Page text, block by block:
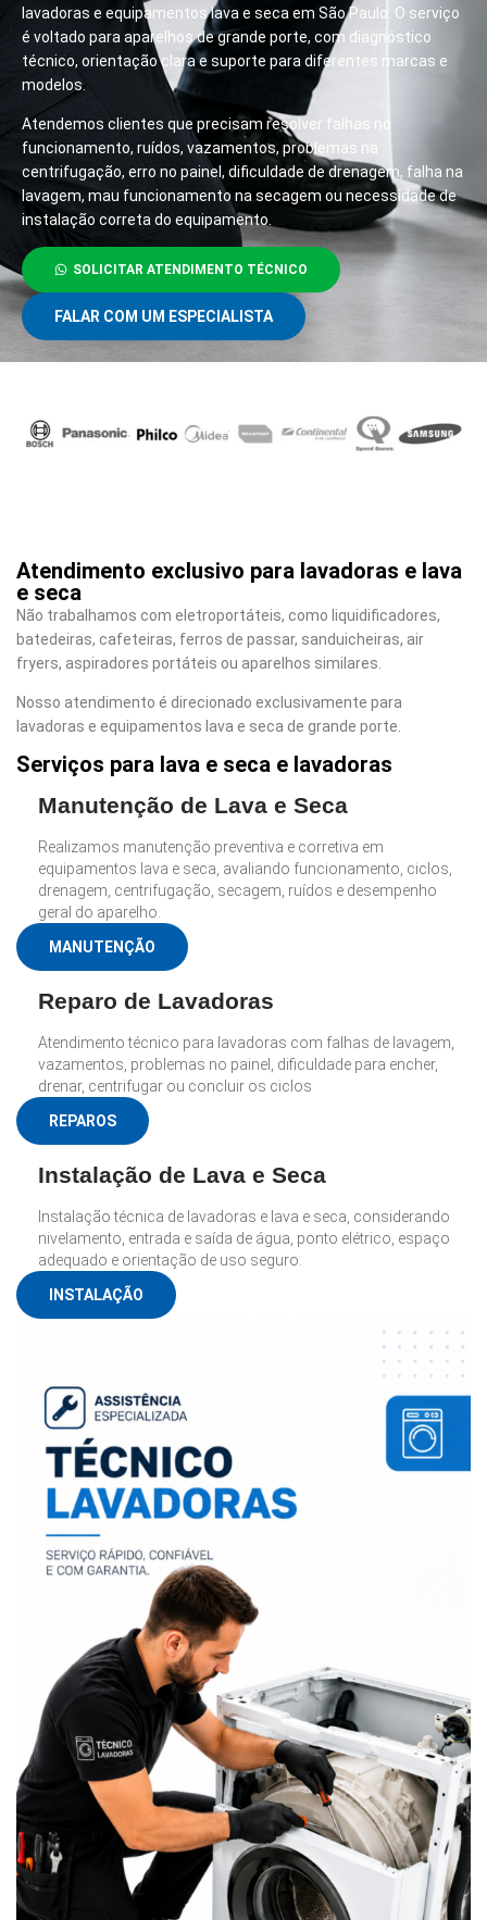
lavadoras e equipamentos lava e seca em São Paulo. O serviço
é voltado para aparelhos de grande porte, com diagnóstico
técnico, orientação clara e suporte para diferentes marcas e
modelos.
Atendemos clientes que precisam resolver falhas no
funcionamento, ruídos, vazamentos, problemas na
centrifugação, erro no painel, dificuldade de drenagem, falha na
lavagem, mau funcionamento na secagem ou necessidade de
instalação correta do equipamento.
SOLICITAR ATENDIMENTO TÉCNICO
FALAR COM UM ESPECIALISTA
Atendimento exclusivo para lavadoras e lava
e seca
Não trabalhamos com eletroportáteis, como liquidificadores,
batedeiras, cafeteiras, ferros de passar, sanduicheiras, air
fryers, aspiradores portáteis ou aparelhos similares.
Nosso atendimento é direcionado exclusivamente para
lavadoras e equipamentos lava e seca de grande porte.
Serviços para lava e seca e lavadoras
Manutenção de Lava e Seca
Realizamos manutenção preventiva e corretiva em
equipamentos lava e seca, avaliando funcionamento, ciclos,
drenagem, centrifugação, secagem, ruídos e desempenho
geral do aparelho.
MANUTENÇÃO
Reparo de Lavadoras
Atendimento técnico para lavadoras com falhas de lavagem,
vazamentos, problemas no painel, dificuldade para encher,
drenar, centrifugar ou concluir os ciclos
REPAROS
Instalação de Lava e Seca
Instalação técnica de lavadoras e lava e seca, considerando
nivelamento, entrada e saída de água, ponto elétrico, espaço
adequado e orientação de uso seguro.
INSTALAÇÃO